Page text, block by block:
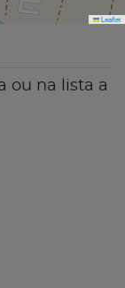
Leaflet
ou na lista a